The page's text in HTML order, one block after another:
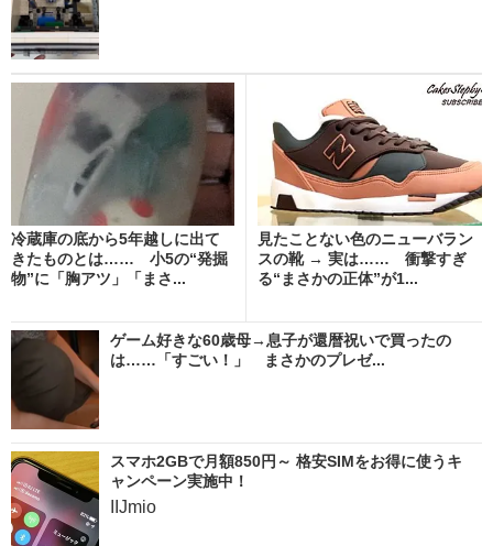
冷蔵庫の底から5年越しに出て
きたものとは…… 小5の“発掘
物”に「胸アツ」「まさ...
見たことない色のニューバラン
スの靴 → 実は…… 衝撃すぎ
る“まさかの正体”が1...
ゲーム好きな60歳母→息子が還暦祝いで買ったの
は……「すごい！」 まさかのプレゼ...
スマホ2GBで月額850円～ 格安SIMをお得に使うキ
ャンペーン実施中！
IIJmio